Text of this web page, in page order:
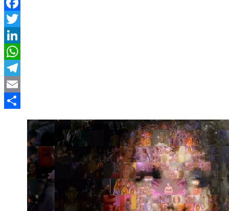
Facebook
Twitter
LinkedIn
WhatsApp
Telegram
Email